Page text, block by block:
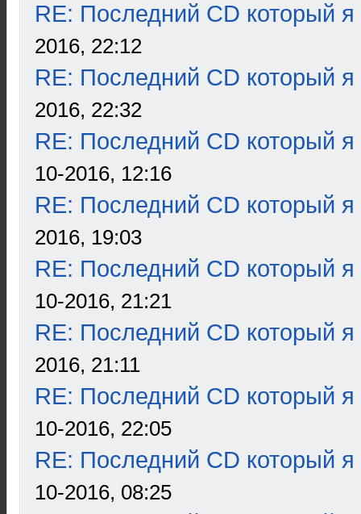
RE: Последний CD который я
2016, 22:12
RE: Последний CD который я
2016, 22:32
RE: Последний CD который я
10-2016, 12:16
RE: Последний CD который я
2016, 19:03
RE: Последний CD который я
10-2016, 21:21
RE: Последний CD который я
2016, 21:11
RE: Последний CD который я
10-2016, 22:05
RE: Последний CD который я
10-2016, 08:25